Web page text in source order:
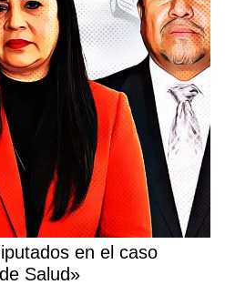
en el caso
Salud»